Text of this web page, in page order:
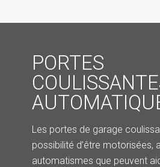
PORTES
Les portes de garage
possibilité d’être motorisées,
automatismes que peuvent